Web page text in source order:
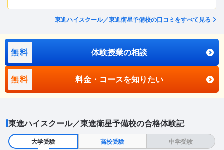
東進ハイスクール／東進衛星予備校の口コミをすべて見る
無料 体験授業の相談
無料 料金・コースを知りたい
東進ハイスクール／東進衛星予備校の合格体験記
大学受験 高校受験 中学受験